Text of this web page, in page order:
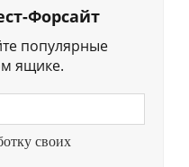
Форсайт
популярные
ящике.
своих